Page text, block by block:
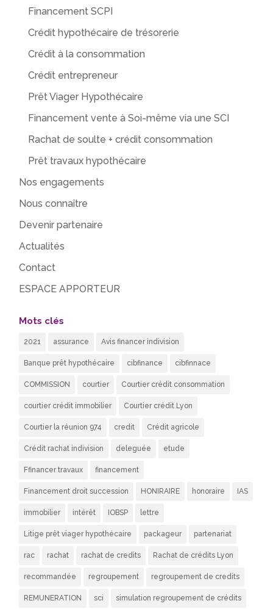
Financement SCPI
Crédit hypothécaire de trésorerie
Crédit à la consommation
Crédit entrepreneur
Prêt Viager Hypothécaire
Financement vente à Soi-même via une SCI
Rachat de soulte + crédit consommation
Prêt travaux hypothécaire
Nos engagements
Nous connaître
Devenir partenaire
Actualités
Contact
ESPACE APPORTEUR
Mots clés
2021 assurance Avis financer indivision
Banque prêt hypothécaire cibfinance cibfinnace
COMMISSION courtier Courtier crédit consommation
courtier crédit immobilier Courtier crédit Lyon
Courtier la réunion 974 credit Crédit agricole
Crédit rachat indivision deleguée etude
Ffinancer travaux financement
Financement droit succession HONIRAIRE honoraire IAS
immobilier intérêt IOBSP lettre
Litige prêt viager hypothécaire packageur partenariat
rac rachat rachat de credits Rachat de crédits Lyon
recommandée regroupement regroupement de credits
REMUNERATION sci simulation regroupement de crédits